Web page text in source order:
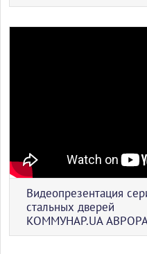
Видеопрезентация
стальных дверей
КОММУНАР.UA